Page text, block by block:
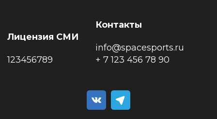
Лицензия СМИ
123456789
Контакты
info@spacesports.ru
+ 7 123 456 78 90